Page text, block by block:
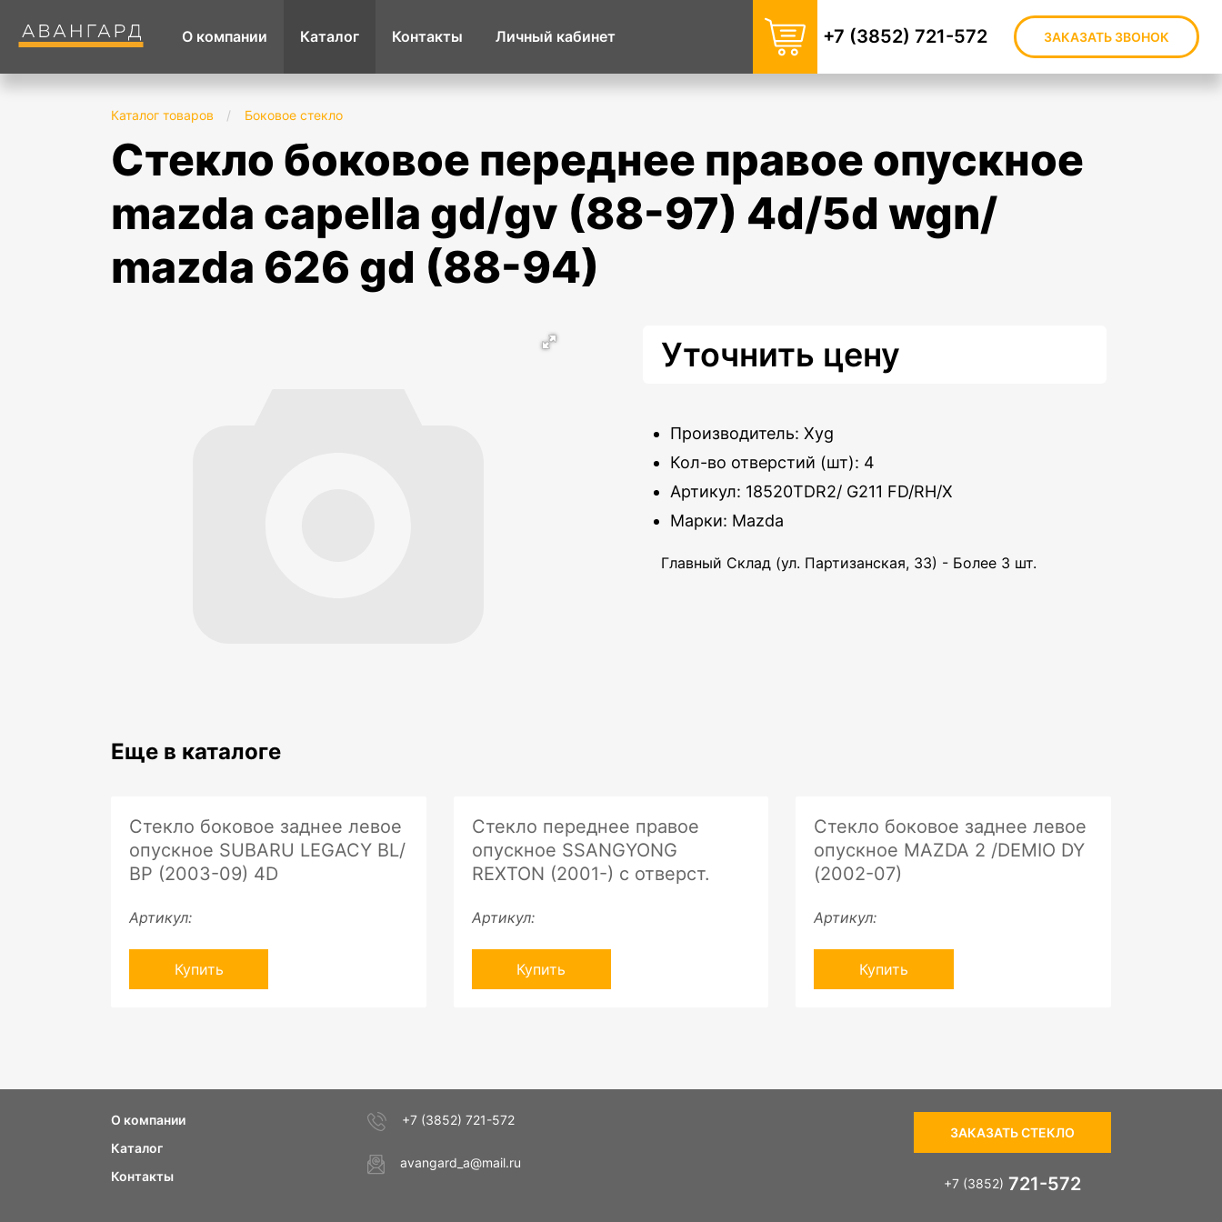
О компании Каталог Контакты Личный кабинет +7 (3852) 721-572 ЗАКАЗАТЬ ЗВОНОК
Каталог товаров / Боковое стекло
стекло боковое переднее правое опускное
mazda capella gd/gv (88-97) 4d/5d wgn/
mazda 626 gd (88-94)
Уточнить цену
Производитель: Xyg
Кол-во отверстий (шт): 4
Артикул: 18520TDR2/ G211 FD/RH/X
Марки: Mazda
Главный Склад (ул. Партизанская, 33) - Более 3 шт.
Еще в каталоге
Стекло боковое заднее левое
опускное SUBARU LEGACY BL/
BP (2003-09) 4D
Артикул:
Купить
Стекло переднее правое
опускное SSANGYONG
REXTON (2001-) с отверст.
Артикул:
Купить
Стекло боковое заднее левое
опускное MAZDA 2 /DEMIO DY
(2002-07)
Артикул:
Купить
О компании
Каталог
Контакты
+7 (3852) 721-572
avangard_a@mail.ru
ЗАКАЗАТЬ СТЕКЛО
+7 (3852) 721-572